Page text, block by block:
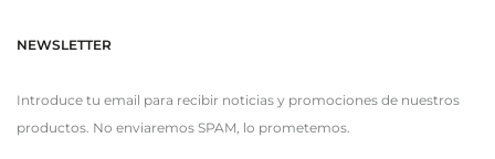
NEWSLETTER
Introduce tu email para recibir noticias y promociones de nuestros
productos. No enviaremos SPAM, lo prometemos.